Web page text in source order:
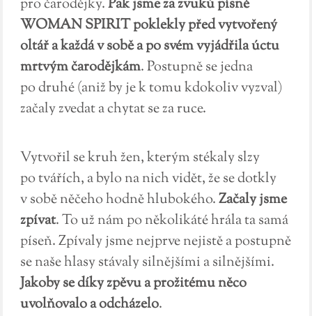
pro čarodějky.Pak jsme za zvuků písně
WOMAN SPIRIT poklekly před vytvořený
oltář a každá v sobě a po svém vyjádřila úctu
mrtvým čarodějkám. Postupně se jedna
po druhé (aniž by je k tomu kdokoliv vyzval)
začaly zvedat a chytat se za ruce.
Vytvořil se kruh žen, kterým stékaly slzy
po tvářích, a bylo na nich vidět, že se dotkly
v sobě něčeho hodně hlubokého.Začaly jsme
zpívat. To už nám po několikáté hrála ta samá
píseň. Zpívaly jsme nejprve nejistě a postupně
se naše hlasy stávaly silnějšími a silnějšími.
Jakoby se díky zpěvu a prožitému něco
uvolňovalo a odcházelo.